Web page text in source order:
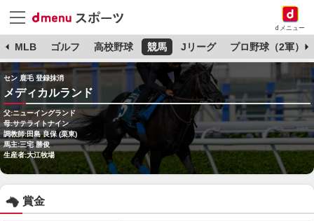
dメニュー
MLB ゴルフ 高校野球 競馬 Jリーグ プロ野球（2軍）
セン 鹿毛 登録抹消
メディカルランド
父:ニューイングランド
母:サテライトナイン
調教師:田島 良保 (栗東)
馬主:三宅 勝俊
生産者:大江牧場
賞金